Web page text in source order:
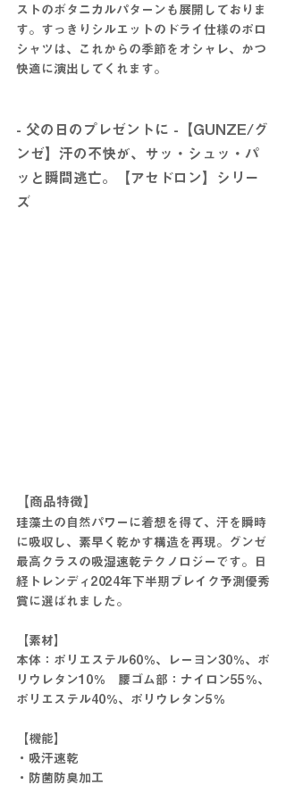
ストのボタニカルパターンも展開しておりま
す。すっきりシルエットのドライ仕様のポロ
シャツは、これからの季節をオシャレ、かつ
快適に演出してくれます。
- 父の日のプレゼントに -【GUNZE/グ
ンゼ】汗の不快が、サッ・シュッ・パ
ッと瞬間逃亡。【アセドロン】シリー
ズ
【商品特徴】
珪藻土の自然パワーに着想を得て、汗を瞬時
に吸収し、素早く乾かす構造を再現。グンゼ
最高クラスの吸湿速乾テクノロジーです。日
経トレンディ2024年下半期ブレイク予測優秀
賞に選ばれました。
【素材】
本体：ポリエステル60％、レーヨン30％、ポ
リウレタン10％　腰ゴム部：ナイロン55％、
ポリエステル40％、ポリウレタン5％
【機能】
・吸汗速乾
・防菌防臭加工